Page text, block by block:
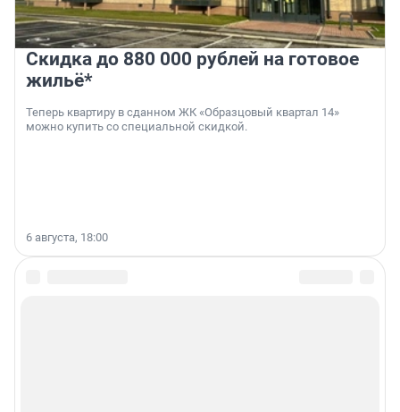
Скидка до 880 000 рублей на готовое
жильё*
Теперь квартиру в сданном ЖК «Образцовый квартал 14»
можно купить со специальной скидкой.
6 августа, 18:00